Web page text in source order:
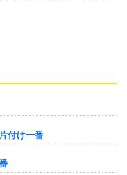
付け一番